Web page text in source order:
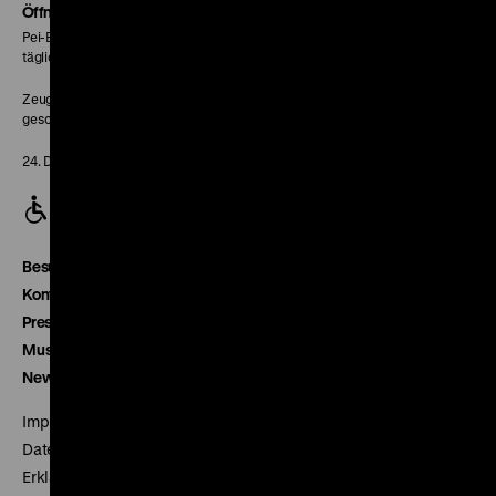
Öffnungszeiten
Pei-Bau:
täglich 10-18 Uhr
Zeughaus:
geschlossen
24. Dezember geschlossen
Besucherservice
Kontakt
Presse
Museumsverein
Newsletter
Impressum
Datenschutz
Erklärung digitale Barrierefreiheit